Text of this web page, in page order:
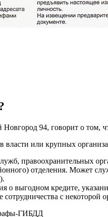
94, говорит о том,
власти или крупных
правоохранительных
отделения. Может
выгодном кредите,
с некоторой